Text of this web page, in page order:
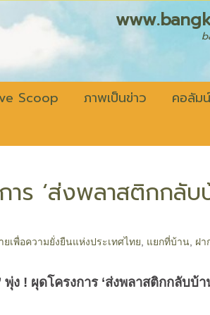
Scoop ภาพเป็นข่าว
คอลัม
ร ‘ส่งพลาสติกกลับ
ยเพื่อความยั่งยืนแห่งประเทศไทย แยกที่บ้าน ฝา
พุ่ง ! ผุดโครงการ ‘ส่งพลาสติกกลับบ้า